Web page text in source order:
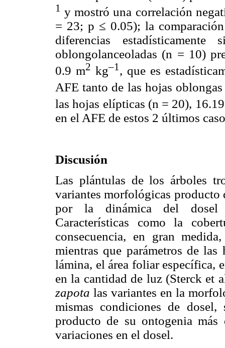
1 y mostró una correlación
= 23; p ≤ 0.05); la
diferencias
oblongolanceoladas (n = 10)
0.9 m2 kg–1 , que es
AFE tanto de las hojas
las hojas elípticas (n = 20),
en el AFE de estos 2 últimos
Discusión
Las plántulas de los árboles
variantes morfológicas producto
por la dinámica del dosel
Características como la
consecuencia, en gran
mientras que parámetros de
lámina, el área foliar específica,
en la cantidad de luz (Sterck et
zapota las variantes en la
mismas condiciones de
producto de su ontogenia más
variaciones en el dosel.